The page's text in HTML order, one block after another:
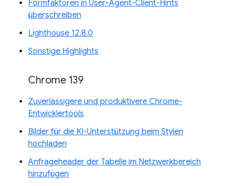
Formfaktoren in User-Agent-Client-Hints
überschreiben
Lighthouse 12.8.0
Sonstige Highlights
Chrome 139
Zuverlässigere und produktivere Chrome-
Entwicklertools
Bilder für die KI-Unterstützung beim Stylen
hochladen
Anfrageheader der Tabelle im Netzwerkbereich
hinzufügen